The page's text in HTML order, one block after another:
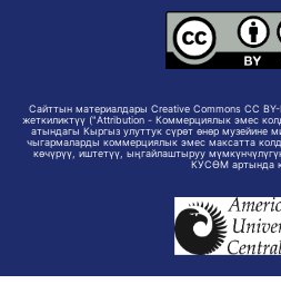
Сайттын материалдары Creative Commons CC
жеткиликтүү ("Attribution - Коммерциялык эмес
атындагы Кыргыз улуттук сүрөт өнөр музейине
чыгармаларды коммерциялык эмес максатта
көчүрүү, иштетүү, ыңгайлаштыруу
КУСӨМ артында